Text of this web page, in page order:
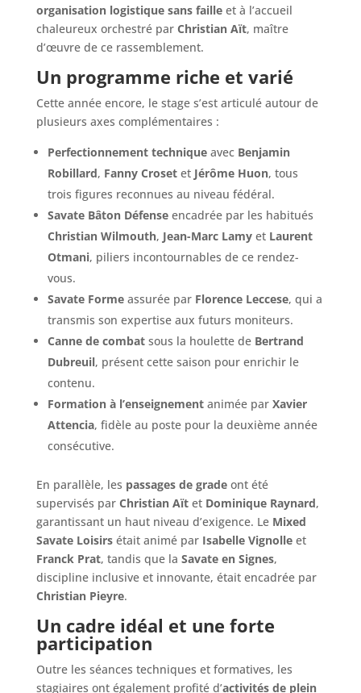
organisation logistique sans failleet à l’accueil
chaleureux orchestré par Christian Aït, maître
d’œuvre de ce rassemblement.
Un programme riche et varié
Cette année encore, le stage s’est articulé autour de
plusieurs axes complémentaires :
Perfectionnement techniqueavec Benjamin
Robillard, Fanny Crosetet Jérôme Huon, tous
trois figures reconnues au niveau fédéral.
Savate Bâton Défenseencadrée par les habitués
Christian Wilmouth, Jean-Marc Lamyet Laurent
Otmani, piliers incontournables de ce rendez-
vous.
Savate Formeassurée par Florence Leccese, qui a
transmis son expertise aux futurs moniteurs.
Canne de combatsous la houlette de Bertrand
Dubreuil, présent cette saison pour enrichir le
contenu.
Formation à l’enseignementanimée par Xavier
Attencia, fidèle au poste pour la deuxième année
consécutive.
En parallèle, les passages de gradeont été
supervisés par Christian Aïtet Dominique Raynard,
garantissant un haut niveau d’exigence. Le Mixed
Savate Loisirsétait animé par Isabelle Vignolleet
Franck Prat, tandis que la Savate en Signes,
discipline inclusive et innovante, était encadrée par
Christian Pieyre.
Un cadre idéal et une forte
participation
Outre les séances techniques et formatives, les
stagiaires ont également profité d’activités de plein